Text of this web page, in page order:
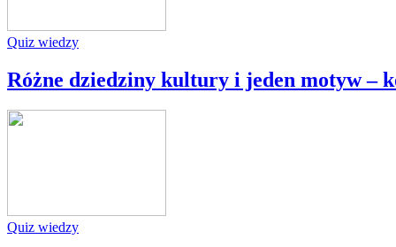
Quiz wiedzy
Różne dziedziny kultury i jeden motyw –
Quiz wiedzy